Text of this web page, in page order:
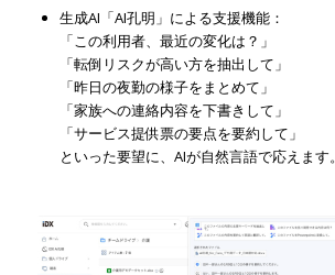
生成AI「AI孔明」による支援機能：
「この利用者、最近の変化は？」
「転倒リスクが高い方を抽出して」
「昨日の夜勤の様子をまとめて」
「家族への連絡内容を下書きして」
「サービス提供票の要点を要約して」
といった要望に、AIが自然言語で応えます。